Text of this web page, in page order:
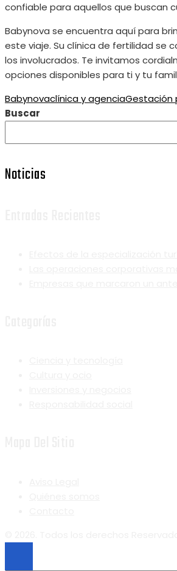
confiable para aquellos que buscan
Babynova se encuentra aquí para
este viaje. Su clínica de fertilidad se
los involucrados. Te invitamos
opciones disponibles para ti y tu
Babynovaclínica y agenciaGestación
Buscar
Noticias